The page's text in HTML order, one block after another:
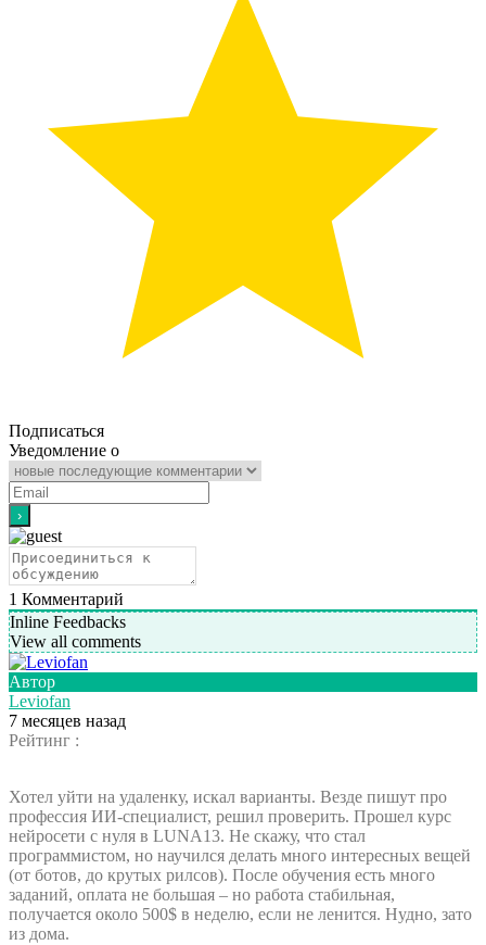
Подписаться
Уведомление о
1 Комментарий
Inline Feedbacks
View all comments
Автор
Leviofan
7 месяцев назад
Рейтинг :
Хотел уйти на удаленку, искал варианты. Везде пишут про
профессия ИИ-специалист, решил проверить. Прошел курс
нейросети с нуля в LUNA13. Не скажу, что стал
программистом, но научился делать много интересных вещей
(от ботов, до крутых рилсов). После обучения есть много
заданий, оплата не большая – но работа стабильная,
получается около 500$ в неделю, если не ленится. Нудно, зато
из дома.